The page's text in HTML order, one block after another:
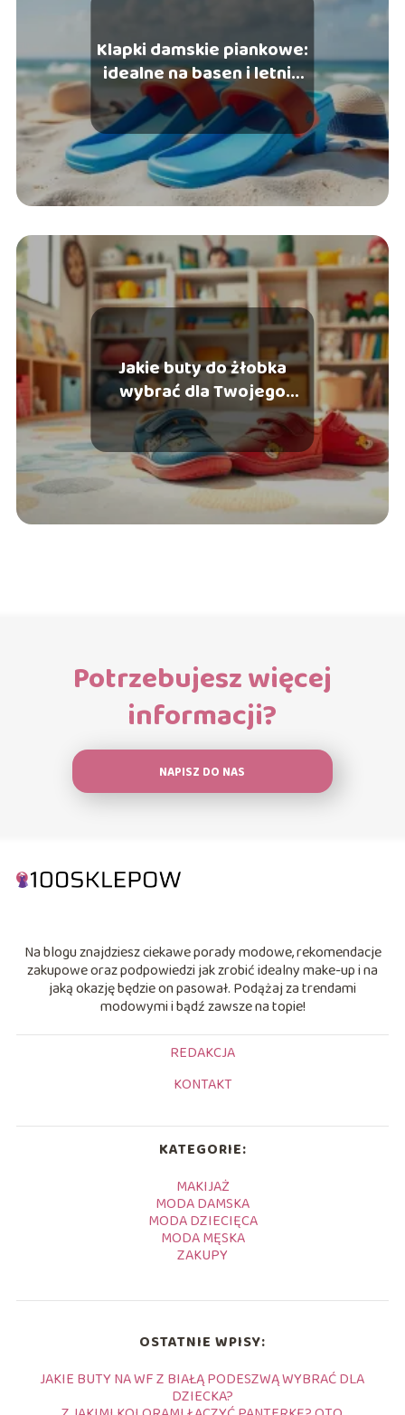
Klapki damskie piankowe:
idealne na basen i letnie
stylizacje
Jakie buty do żłobka
wybrać dla Twojego
malucha?
Potrzebujesz więcej
informacji?
NAPISZ DO NAS
Na blogu znajdziesz ciekawe porady modowe, rekomendacje
zakupowe oraz podpowiedzi jak zrobić idealny make-up i na
jaką okazję będzie on pasował. Podążaj za trendami
modowymi i bądź zawsze na topie!
REDAKCJA
KONTAKT
KATEGORIE:
MAKIJAŻ
MODA DAMSKA
MODA DZIECIĘCA
MODA MĘSKA
ZAKUPY
OSTATNIE WPISY:
JAKIE BUTY NA WF Z BIAŁĄ PODESZWĄ WYBRAĆ DLA
DZIECKA?